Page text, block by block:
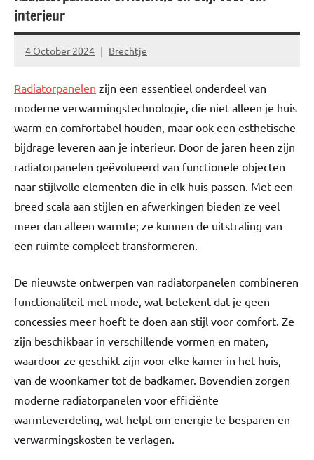
interieur
4 October 2024 Brechtje
Radiatorpanelen zijn een essentieel onderdeel van
moderne verwarmingstechnologie, die niet alleen je huis
warm en comfortabel houden, maar ook een esthetische
bijdrage leveren aan je interieur. Door de jaren heen zijn
radiatorpanelen geëvolueerd van functionele objecten
naar stijlvolle elementen die in elk huis passen. Met een
breed scala aan stijlen en afwerkingen bieden ze veel
meer dan alleen warmte; ze kunnen de uitstraling van
een ruimte compleet transformeren.
De nieuwste ontwerpen van radiatorpanelen combineren
functionaliteit met mode, wat betekent dat je geen
concessies meer hoeft te doen aan stijl voor comfort. Ze
zijn beschikbaar in verschillende vormen en maten,
waardoor ze geschikt zijn voor elke kamer in het huis,
van de woonkamer tot de badkamer. Bovendien zorgen
moderne radiatorpanelen voor efficiënte
warmteverdeling, wat helpt om energie te besparen en
verwarmingskosten te verlagen.